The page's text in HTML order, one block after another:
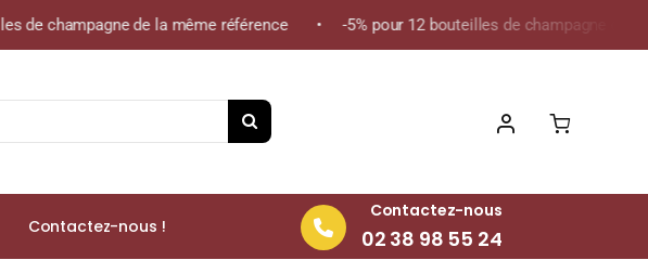
de la même référence • -5% pour 12 bouteilles de champagne de la
Contactez-nous !
Contactez-nous
02 38 98 55 24